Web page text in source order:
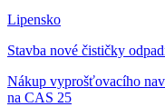
Lipensko
Stavba nové čističky
Nákup vyprošťovacího
na CAS 25